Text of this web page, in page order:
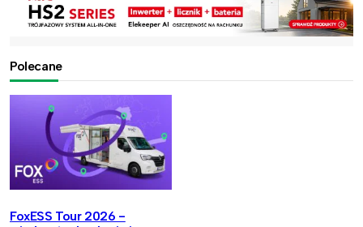
Polecane
FoxESS Tour 2026 -